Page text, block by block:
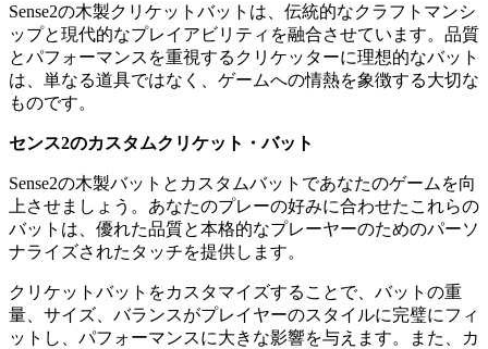
Sense2の木製クリケットバットは、伝統的なクラフトマンシ
ップと現代的なプレイアビリティを融合させています。品質
とパフォーマンスを重視するクリケッターに理想的なバット
は、単なる道具ではなく、ゲームへの情熱を象徴する大切な
ものです。
センス2のカスタムクリケット・バット
Sense2の木製バットとカスタムバットであなたのゲームを向
上させましょう。あなたのプレーの好みに合わせたこれらの
バットは、優れた品質と本格的なプレーヤーのためのパーソ
ナライズされたタッチを提供します。
クリケットバットをカスタマイズすることで、バットの重
量、サイズ、バランスがプレイヤーのスタイルに完璧にフィ
ットし、パフォーマンスに大きな影響を与えます。また、カ